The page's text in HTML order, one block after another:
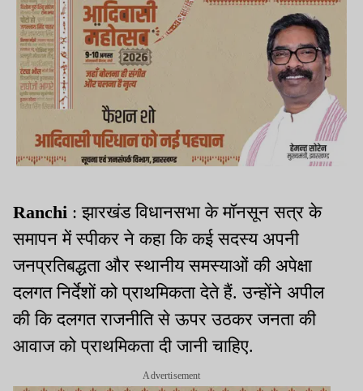
Ranchi : झारखंड विधानसभा के मॉनसून सत्र के
समापन में स्पीकर ने कहा कि कई सदस्य अपनी
जनप्रतिबद्धता और स्थानीय समस्याओं की अपेक्षा
दलगत निर्देशों को प्राथमिकता देते हैं. उन्होंने अपील
की कि दलगत राजनीति से ऊपर उठकर जनता की
आवाज को प्राथमिकता दी जानी चाहिए.
Advertisement